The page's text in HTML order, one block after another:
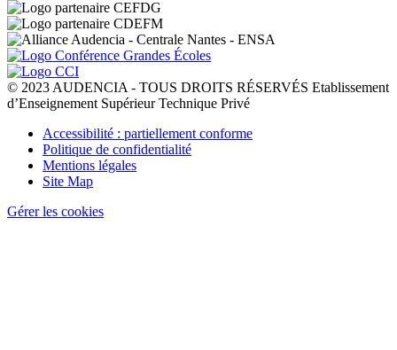
© 2023 AUDENCIA - TOUS DROITS RÉSERVÉS Etablissement
d’Enseignement Supérieur Technique Privé
Pied
page
Accessibilité : partiellement conforme
Politique de confidentialité
Mentions légales
Site Map
Gérer les cookies